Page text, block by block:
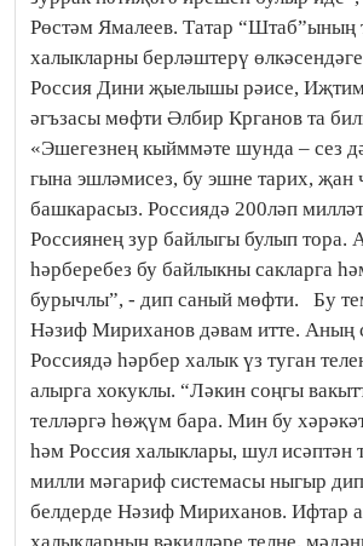
Рөстәм Ямалеев. Татар “Штаб”ының
халыкларны берләштерү
Россия Дини җыелышы рәисе,
әгъзасы мөфти Әлбир Крганов та
«Эшегезнең кыйммәте шунда – сез
гына эшләмисез, бу эшне тарих, җан
башкарасыз. Россиядә 200ләп
Россиянең зур байлыгы булып тора.
һәрберебез бу байлыкны сакларга
бурычлы”, - дип саный мөфти. Бу
Нәзиф Мириханов дәвам итте. Аның
Россиядә һәрбер халык үз туган
алырга хокуклы. “Ләкин соңгы
телләргә һөҗүм бара. Мин бу
һәм Россия халыклары, шул исәптән
милли мәгариф системасы ныгыр
белдерде Нәзиф Мириханов. Ифтар